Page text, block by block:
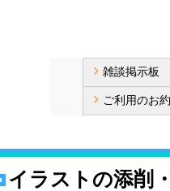
雑談掲示板
ご利用のお
イラストの添削